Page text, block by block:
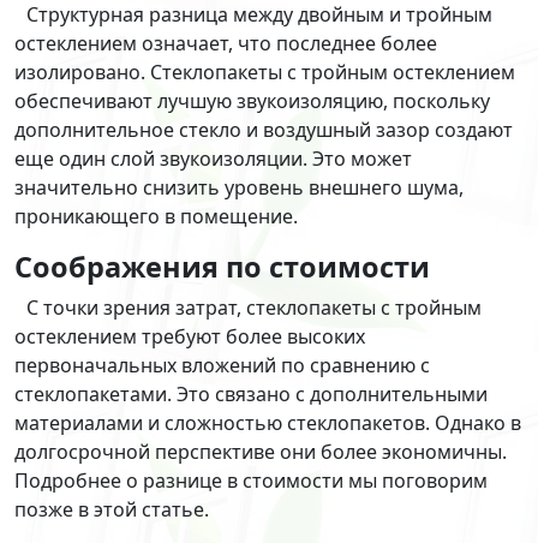
Структурная разница между двойным и тройным
остеклением означает, что последнее более
изолировано. Стеклопакеты с тройным остеклением
обеспечивают лучшую звукоизоляцию, поскольку
дополнительное стекло и воздушный зазор создают
еще один слой звукоизоляции. Это может
значительно снизить уровень внешнего шума,
проникающего в помещение.
Соображения по стоимости
С точки зрения затрат, стеклопакеты с тройным
остеклением требуют более высоких
первоначальных вложений по сравнению с
стеклопакетами. Это связано с дополнительными
материалами и сложностью стеклопакетов. Однако в
долгосрочной перспективе они более экономичны.
Подробнее о разнице в стоимости мы поговорим
позже в этой статье.